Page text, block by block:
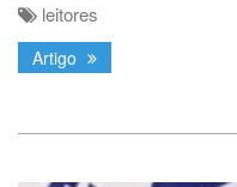
leitores
Artigo